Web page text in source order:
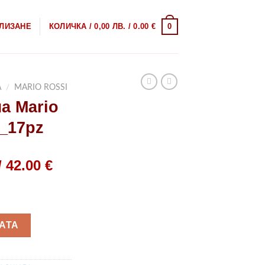
КОЛИЧКА /0,00 ЛВ. / 0.00 € 0
/ MARIO ROSSI
Mario
42.00 €
Mario Rossi MS06-015_17pz